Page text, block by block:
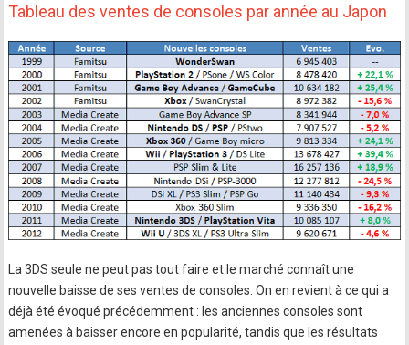
Tableau des ventes de consoles par année au Japon
La 3DS seule ne peut pas tout faire et le marché connaît une
nouvelle baisse de ses ventes de consoles. On en revient à ce qui a
déjà été évoqué précédemment : les anciennes consoles sont
amenées à baisser encore en popularité, tandis que les résultats